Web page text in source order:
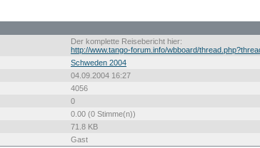
Der komplette Reisebericht hier:
http://www.tango-forum.info/wbboard/
Schweden 2004
04.09.2004 16:27
4056
0
0.00 (0 Stimme(n))
71.8 KB
Gast